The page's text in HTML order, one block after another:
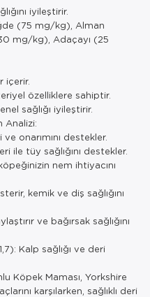
iyileştirir.
(75 mg/kg), Alman
mg/kg), Adaçayı (25
içerir.
özelliklere sahiptir.
sağlığı iyileştirir.
Analizi:
onarımını destekler.
ile tüy sağlığını destekler.
nem ihtiyacını
kemik ve diş sağlığını
ve bağırsak sağlığını
Kalp sağlığı ve deri
Köpek Maması, Yorkshire
karşılarken, sağlıklı deri